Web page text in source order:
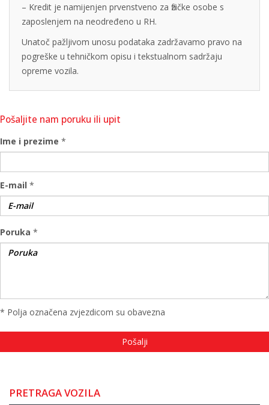
– Kredit je namijenjen prvenstveno za fizičke osobe s
zaposlenjem na neodređeno u RH.
Unatoč pažljivom unosu podataka zadržavamo pravo na
pogreške u tehničkom opisu i tekstualnom sadržaju
opreme vozila.
Pošaljite nam poruku ili upit
Ime i prezime *
E-mail *
Poruka *
* Polja označena zvjezdicom su obavezna
PRETRAGA VOZILA